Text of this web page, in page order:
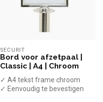
SECURIT
Bord voor afzetpaal |
Classic | A4 | Chroom
✓ A4 tekst frame chroom
✓ Eenvoudig te bevestigen